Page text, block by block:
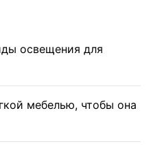
освещения для
мебелью, чтобы она